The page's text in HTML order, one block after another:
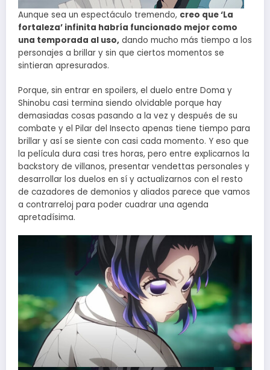
Aunque sea un espectáculo tremendo, creo que ‘La
fortaleza’ infinita habría funcionado mejor como
una temporada al uso, dando mucho más tiempo a los
personajes a brillar y sin que ciertos momentos se
sintieran apresurados.
Porque, sin entrar en spoilers, el duelo entre Doma y
Shinobu casi termina siendo olvidable porque hay
demasiadas cosas pasando a la vez y después de su
combate y el Pilar del Insecto apenas tiene tiempo para
brillar y así se siente con casi cada momento. Y eso que
la película dura casi tres horas, pero entre explicarnos la
backstory de villanos, presentar vendettas personales y
desarrollar los duelos en sí y actualizarnos con el resto
de cazadores de demonios y aliados parece que vamos
a contrarreloj para poder cuadrar una agenda
apretadísima.